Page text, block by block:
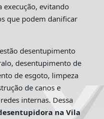
execução, evitando
que podem danificar
desentupimento
desentupimento de
de esgoto, limpeza
de canos e
internas. Dessa
na Vila